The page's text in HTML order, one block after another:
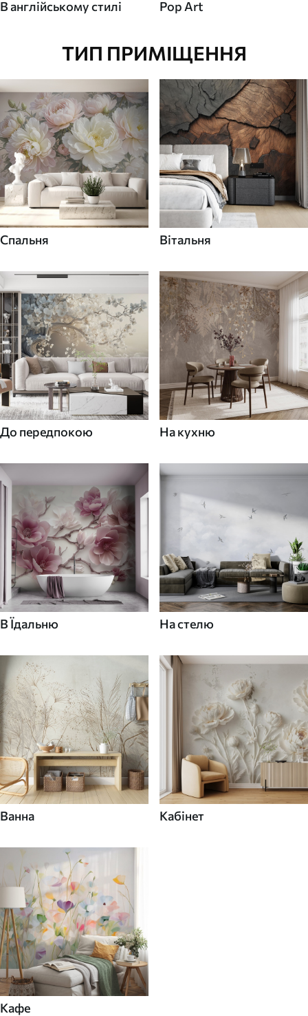
В англійському стилі Pop Art
ТИП ПРИМІЩЕННЯ
Спальня Вітальня
До передпокою На кухню
В Їдальню На стелю
Ванна Кабінет
Кафе